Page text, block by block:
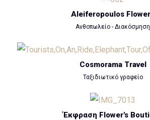
Aleiferopoulos
Ανθοπωλείο - Διακόσμηση
Cosmorama Travel
Ταξιδιωτικό γραφείο
Έκφραση Flower's